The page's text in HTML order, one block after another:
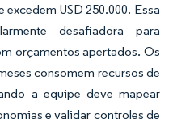
USD 250.000. Essa
desafiadora para
orçamentos apertados. Os
consomem recursos de
a equipe deve mapear
e validar controles de